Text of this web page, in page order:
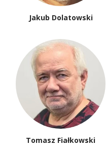
Jakub Dolatowski
Tomasz Fiałkowski